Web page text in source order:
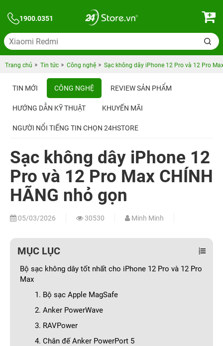
1900.0351
Trang chủ Tin tức Công nghệ Sạc không dây iPhone 12 Pro và 12 Pro
TIN MỚI CÔNG NGHỆ REVIEW SẢN PHẨM
HƯỚNG DẪN KỸ THUẬT KHUYẾN MÃI
NGƯỜI NỔI TIẾNG TIN CHỌN 24HSTORE
Sạc không dây iPhone 12
Pro và 12 Pro Max CHÍNH
HÃNG nhỏ gọn
05/03/2026 30530 Minh Minh
MỤC LỤC
Bộ sạc không dây tốt nhất cho iPhone 12 Pro và 12 Pro
Max
1. Bộ sạc Apple MagSafe
2. Anker PowerWave
3. RAVPower
4. Chân đế Anker PowerPort 5